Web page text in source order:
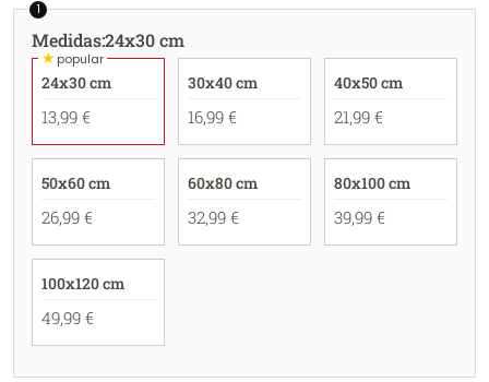
1
Medidas:24x30 cm
★popular
24x30 cm
13,99 €
30x40 cm
16,99 €
40x50 cm
21,99 €
50x60 cm
26,99 €
60x80 cm
32,99 €
80x100 cm
39,99 €
100x120 cm
49,99 €